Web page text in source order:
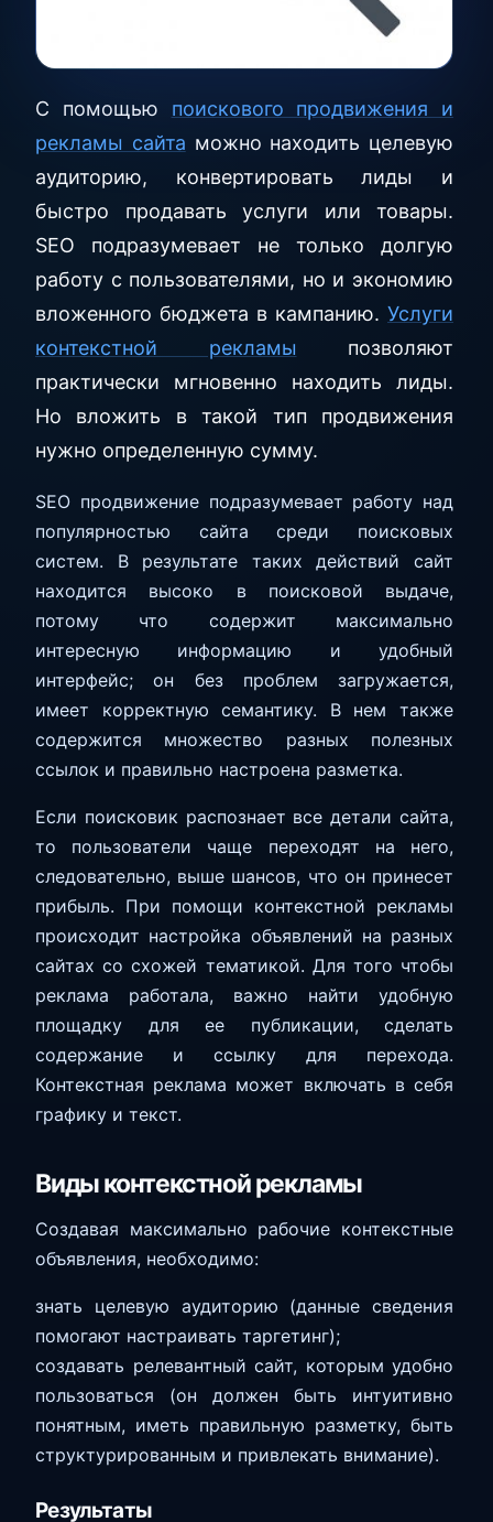
С помощью поискового продвижения и
рекламы сайта можно находить целевую
аудиторию, конвертировать лиды и
быстро продавать услуги или товары.
SEO подразумевает не только долгую
работу с пользователями, но и экономию
вложенного бюджета в кампанию. Услуги
контекстной рекламы позволяют
практически мгновенно находить лиды.
Но вложить в такой тип продвижения
нужно определенную сумму.
SEO продвижение подразумевает работу над
популярностью сайта среди поисковых
систем. В результате таких действий сайт
находится высоко в поисковой выдаче,
потому что содержит максимально
интересную информацию и удобный
интерфейс; он без проблем загружается,
имеет корректную семантику. В нем также
содержится множество разных полезных
ссылок и правильно настроена разметка.
Если поисковик распознает все детали сайта,
то пользователи чаще переходят на него,
следовательно, выше шансов, что он принесет
прибыль. При помощи контекстной рекламы
происходит настройка объявлений на разных
сайтах со схожей тематикой. Для того чтобы
реклама работала, важно найти удобную
площадку для ее публикации, сделать
содержание и ссылку для перехода.
Контекстная реклама может включать в себя
графику и текст.
Виды контекстной рекламы
Создавая максимально рабочие контекстные
объявления, необходимо:
знать целевую аудиторию (данные сведения
помогают настраивать таргетинг);
создавать релевантный сайт, которым удобно
пользоваться (он должен быть интуитивно
понятным, иметь правильную разметку, быть
структурированным и привлекать внимание).
Результаты